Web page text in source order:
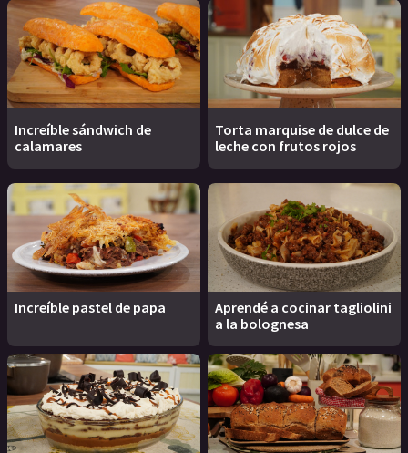
Increíble sándwich de
calamares
Torta marquise de dulce de
leche con frutos rojos
Increíble pastel de papa
Aprendé a cocinar tagliolini
a la bolognesa